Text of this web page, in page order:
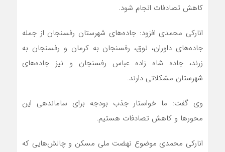
کاهش تصادفات انجام شود.
انارکی محمدی افزود: جاده‌های شهرستان رفسنجان از جمله
جاده‌های داوران، نوق، رفسنجان به کرمان و رفسنجان به
زرند، جاده شاه زاده عباس رفسنجان و نیز جاده‌های
شهرستان مشکلاتی دارند.
وی گفت: ما خواستار جذب بودجه برای ساماندهی این
محور‌ها و کاهش تصادفات هستیم.
انارکی محمدی موضوع نهضت ملی مسکن و چالش‌هایی که